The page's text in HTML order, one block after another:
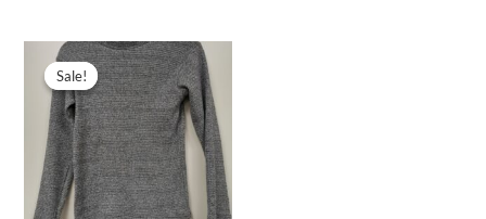
Sale!
Sale!
Algne
hind
oli:
5,00 €.
Praegune
hind
on:
2,00 €.